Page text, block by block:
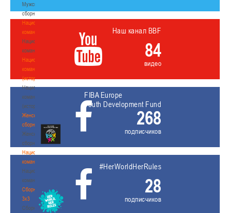
Мужские
сборные
Национальная
команда
Национальная
команда
Национальная
команда
(история)
Национальная
команда
(история)
Женские
сборные
Женские
сборные
Национальная
команда
Национальная
команда
Сборные
3х3
Сборные
Наш канал BBF
84
видео
FIBA Europe
Youth Development Fund
268
подписчиков
#HerWorldHerRules
28
подписчиков